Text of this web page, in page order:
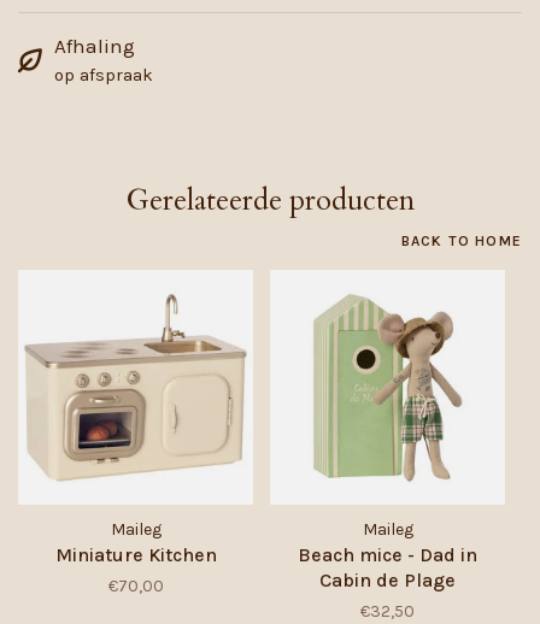
Afhaling
op afspraak
Gerelateerde producten
BACK TO HOME
Maileg
Miniature Kitchen
€70,00
Maileg
Beach mice - Dad in
Cabin de Plage
€32,50